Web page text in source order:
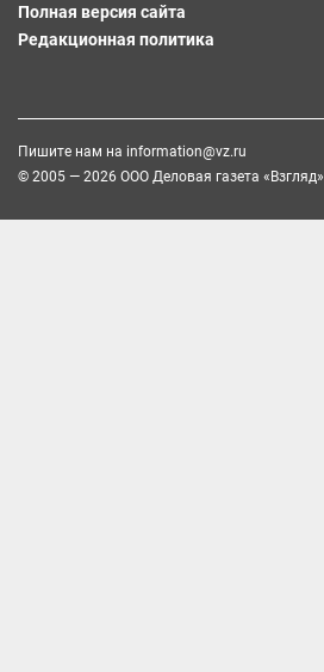
Полная версия сайта
Редакционная политика
Пишите нам на information@vz.ru
© 2005 — 2026 ООО Деловая газета «Взгляд»